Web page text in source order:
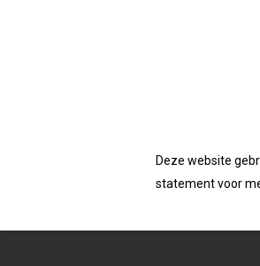
Deze website
statement voor